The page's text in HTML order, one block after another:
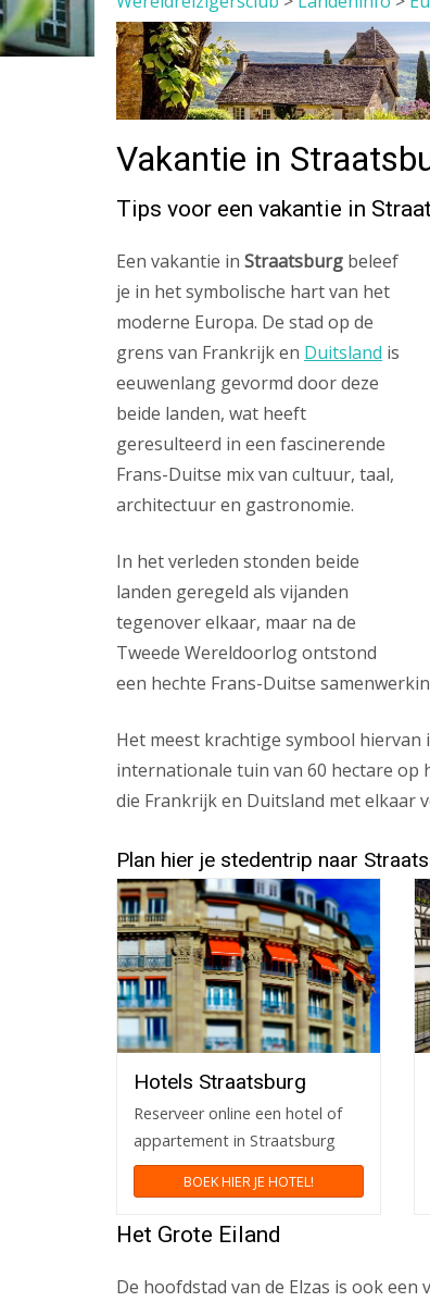
Vakantie in
Tips voor een vakantie in
Een vakantie in Straatsburg beleef
je in het symbolische hart van het
moderne Europa. De stad op de
grens van Frankrijk en Duitsland is
eeuwenlang gevormd door deze
beide landen, wat heeft
geresulteerd in een fascinerende
Frans-Duitse mix van cultuur, taal,
architectuur en gastronomie.
In het verleden stonden beide
landen geregeld als vijanden
tegenover elkaar, maar na de
Tweede Wereldoorlog ontstond
een hechte Frans-Duitse
Het meest krachtige symbool hiervan
internationale tuin van 60 hectare op
die Frankrijk en Duitsland met elkaar
Plan hier je stedentrip naar
Hotels Straatsburg
Reserveer online een hotel of
appartement in Straatsburg
BOEK HIER JE HOTEL!
Het Grote Eiland
De hoofdstad van de Elzas is ook